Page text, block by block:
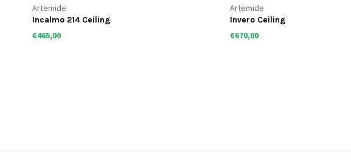
Artemide
Incalmo 214 Ceiling
€465,00
Artemide
Invero Ceiling
€670,00